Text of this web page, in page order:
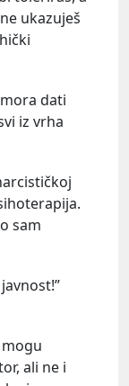
ukazuješ
dati
iz vrha
sam
mogu
ali ne i